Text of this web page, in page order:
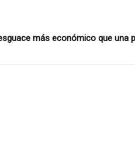
más económico que una